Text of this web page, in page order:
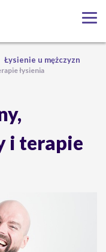
Łysienie u mężczyzn
łysienia
i terapie